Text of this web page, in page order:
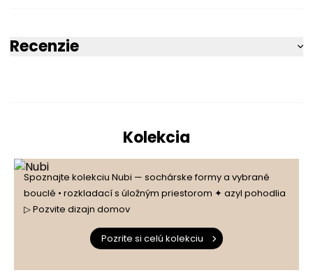
Recenzie
1počet recenzií
zo všetkých čias
Získané recenzie a overené
4
3
Kolekcia
Spoznajte kolekciu Nubi — sochárske formy a vybrané
bouclé • rozkladací s úložným priestorom ✦ azyl pohodlia
▷ Pozvite dizajn domov
Pozrite si celú kolekciu